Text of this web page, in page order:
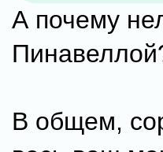
А почему
В общем,